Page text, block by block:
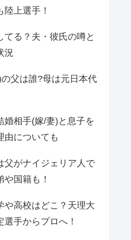
上選手！
てる？夫・彼氏の噂と
況
父は誰?母は元日本代
婚相手(嫁/妻)と息子を
由についても
父がナイジェリア人で
国籍も！
や高校はどこ？天理大
手からプロへ！